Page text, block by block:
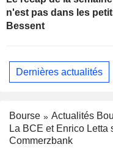
n'est pas dans les
Bessent
Dernières actualités
Bourse
Actualités
La BCE et Enrico
Commerzbank